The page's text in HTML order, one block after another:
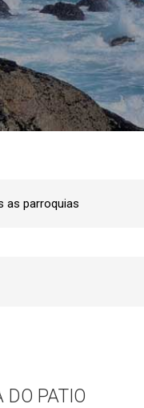
DO PATIO